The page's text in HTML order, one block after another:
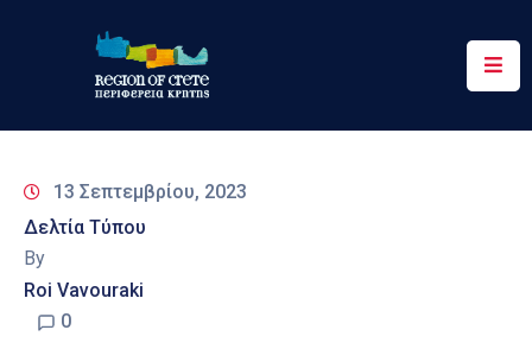
Περιφέρεια
&
Δράσεις
Ψηφιακές
13 Σεπτεμβρίου, 2023
Δελτία Τύπου
By
Roi Vavouraki
0